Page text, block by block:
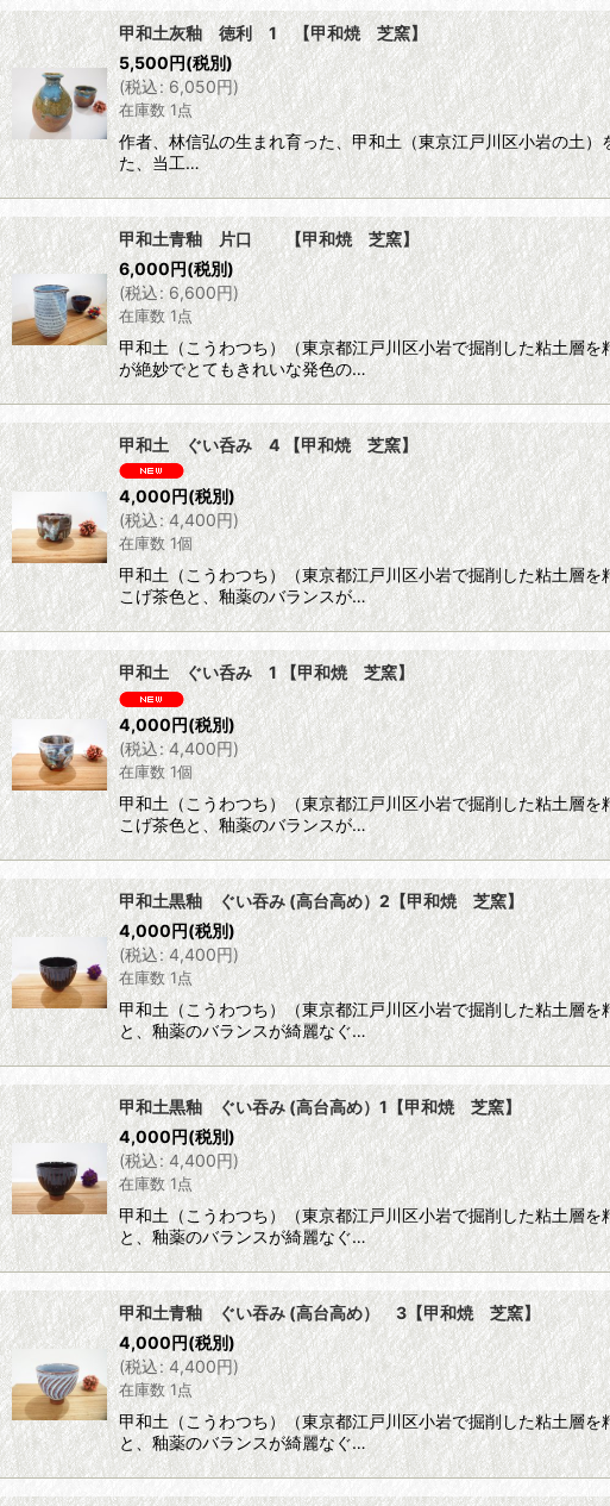
甲和土灰釉 徳利 1 【甲和焼 芝窯】
5,500円(税別)
(税込: 6,050円)
在庫数 1点
作者、林信弘の生まれ育った、甲和土（東京江戸川区小岩の土
た、当工…
甲和土青釉 片口 【甲和焼 芝窯】
6,000円(税別)
(税込: 6,600円)
在庫数 1点
甲和土（こうわつち）（東京都江戸川区小岩で掘削した粘土層
が絶妙でとてもきれいな発色の…
甲和土 ぐい呑み 4 【甲和焼 芝窯】
4,000円(税別)
(税込: 4,400円)
在庫数 1個
甲和土（こうわつち）（東京都江戸川区小岩で掘削した粘土層
こげ茶色と、釉薬のバランスが…
甲和土 ぐい呑み 1 【甲和焼 芝窯】
4,000円(税別)
(税込: 4,400円)
在庫数 1個
甲和土（こうわつち）（東京都江戸川区小岩で掘削した粘土層
こげ茶色と、釉薬のバランスが…
甲和土黒釉 ぐい吞み (高台高め）2【甲和焼 芝窯】
4,000円(税別)
(税込: 4,400円)
在庫数 1点
甲和土（こうわつち）（東京都江戸川区小岩で掘削した粘土層
と、釉薬のバランスが綺麗なぐ…
甲和土黒釉 ぐい吞み (高台高め）1【甲和焼 芝窯】
4,000円(税別)
(税込: 4,400円)
在庫数 1点
甲和土（こうわつち）（東京都江戸川区小岩で掘削した粘土層
と、釉薬のバランスが綺麗なぐ…
甲和土青釉 ぐい吞み (高台高め） 3【甲和焼 芝窯】
4,000円(税別)
(税込: 4,400円)
在庫数 1点
甲和土（こうわつち）（東京都江戸川区小岩で掘削した粘土層
と、釉薬のバランスが綺麗なぐ…